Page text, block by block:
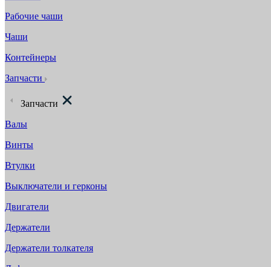
Рабочие чаши
Чаши
Контейнеры
Запчасти
Запчасти
Валы
Винты
Втулки
Выключатели и герконы
Двигатели
Держатели
Держатели толкателя